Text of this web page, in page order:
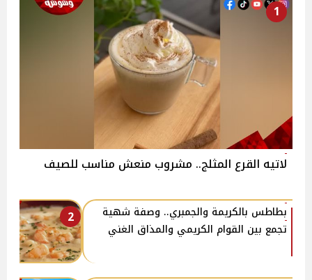
1
لاتيه القرع المثلج.. مشروب منعش مناسب للصيف
2
بطاطس بالكريمة والجمبري.. وصفة شهية
تجمع بين القوام الكريمي والمذاق الغني